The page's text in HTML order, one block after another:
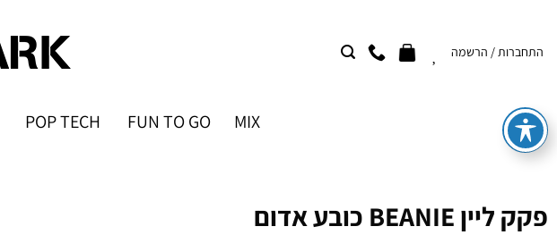
content
התחברות / הרשמה
MIX
FUN TO GO
POP TECH
פקק ליין BEANIE כובע אדום